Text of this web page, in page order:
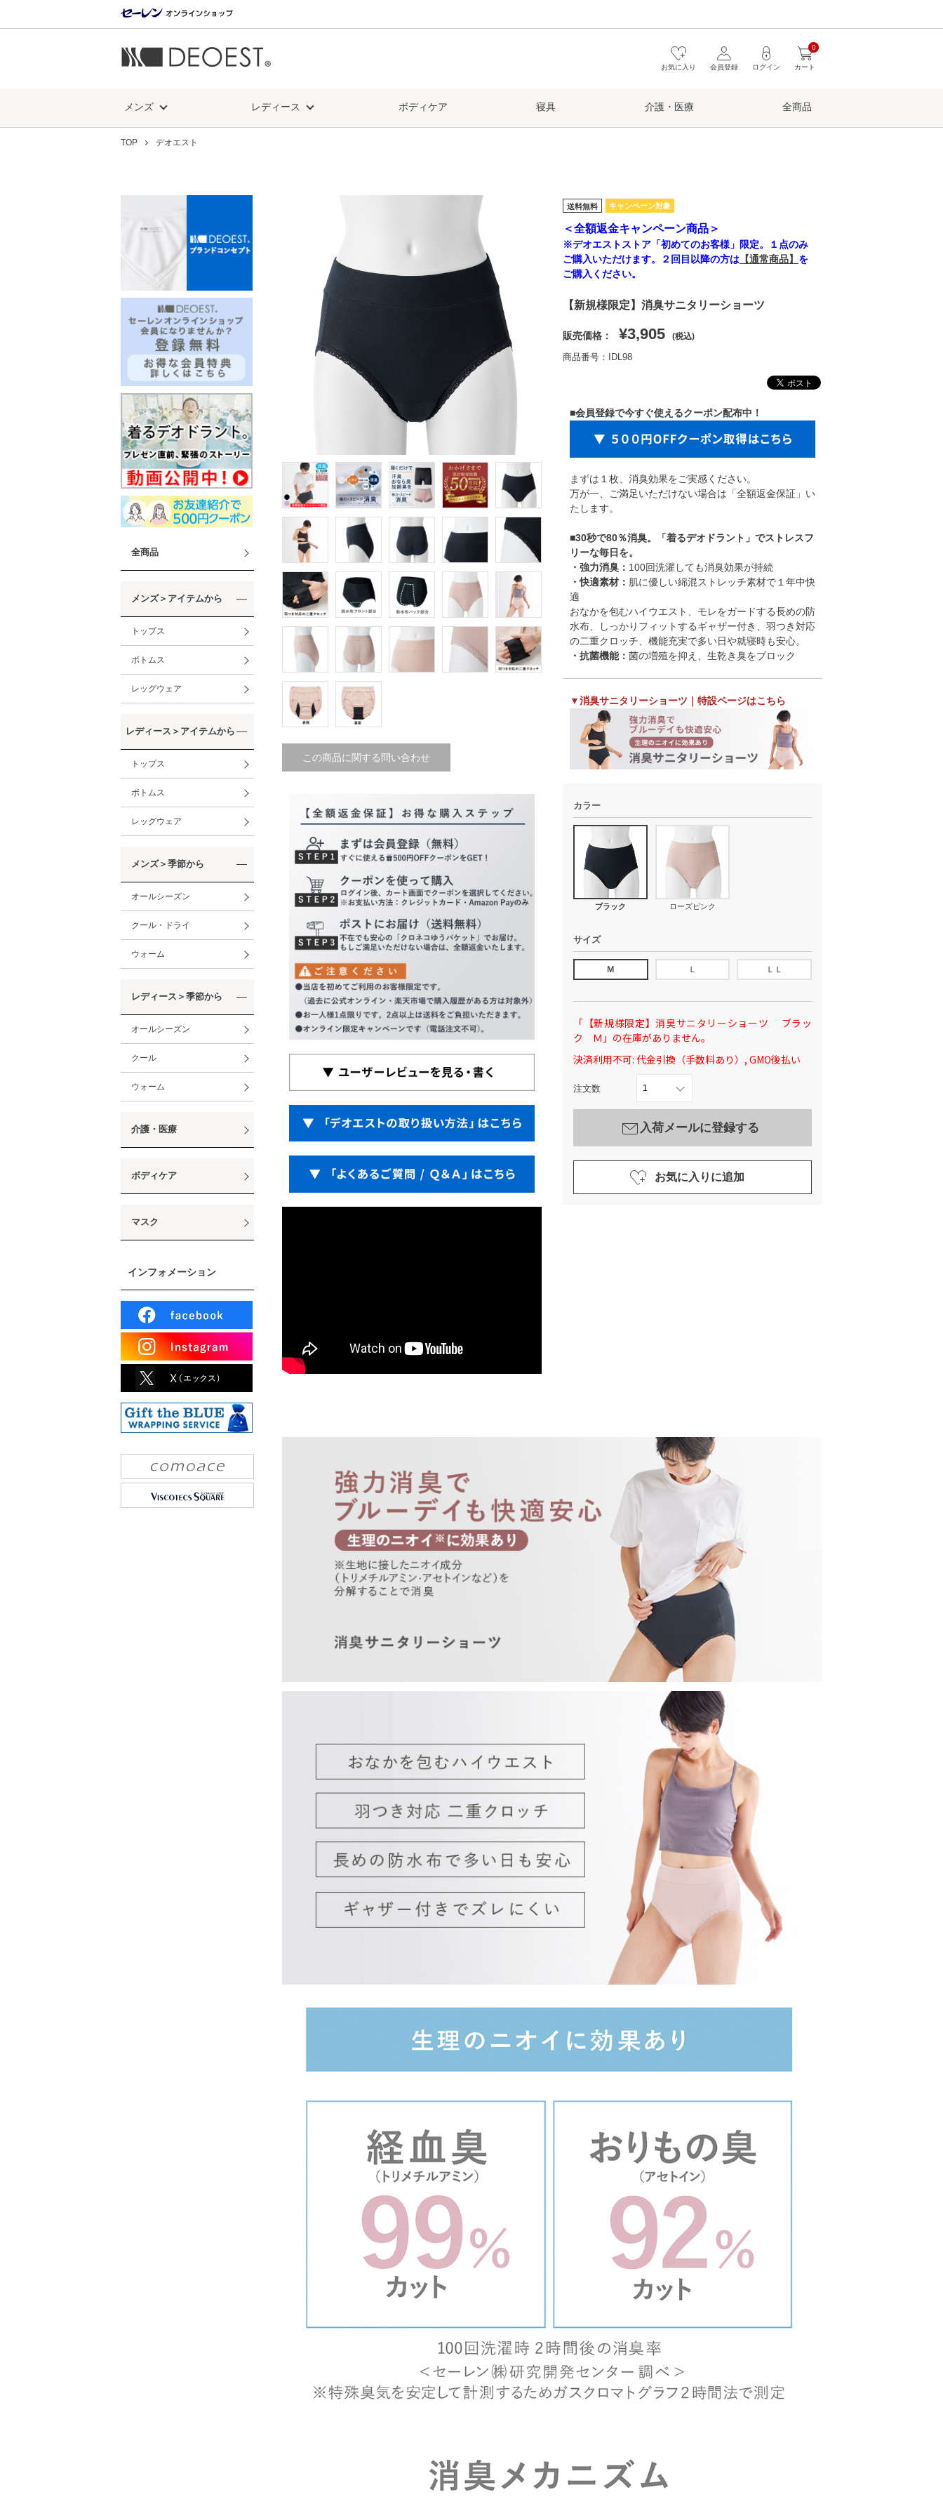
カート
0
ログイン
会員登録
お気に入り
メンズ レディース ボディケア 寝具 介護・医療 全商品
TOP デオエスト
全商品
メンズ＞アイテムから
トップス
ボトムス
レッグウェア
レディース＞アイテムから
トップス
ボトムス
レッグウェア
メンズ＞季節から
オールシーズン
クール・ドライ
ウォーム
レディース＞季節から
オールシーズン
クール
ウォーム
介護・医療
ボディケア
マスク
インフォメーション
この商品に関する問い合わせ
送料無料 キャンペーン対象
＜全額返金キャンペーン商品＞
※デオエストストア「初めてのお客様」限定。１点のみ
ご購入いただけます。２回目以降の方は 【通常商品】 を
ご購入ください。
【新規様限定】消臭サニタリーショーツ
販売価格： ¥3,905 (税込)
商品番号：IDL98
■会員登録で今すぐ使えるクーポン配布中！
まずは１枚、消臭効果をご実感ください。
万が一、ご満足いただけない場合は「全額返金保証」い
たします。
■30秒で80％消臭。「着るデオドラント」でストレスフ
リーな毎日を。
・強力消臭： 100回洗濯しても消臭効果が持続
・快適素材： 肌に優しい綿混ストレッチ素材で１年中快
適
おなかを包むハイウエスト、モレをガードする長めの防
水布、しっかりフィットするギャザー付き、羽つき対応
の二重クロッチ、機能充実で多い日や就寝時も安心。
・抗菌機能： 菌の増殖を抑え、生乾き臭をブロック
▼消臭サニタリーショーツ｜特設ページはこちら
カラー
ブラック ローズピンク
サイズ
Ｍ Ｌ ＬＬ
「【新規様限定】消臭サニタリーショーツ ブラッ
ク Ｍ」の在庫がありません。
決済利用不可: 代金引換（手数料あり）, GMO後払い
注文数
入荷メールに登録する
お気に入りに追加